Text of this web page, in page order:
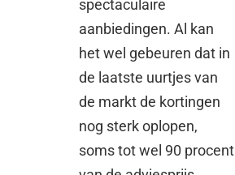
spectaculaire
aanbiedingen. Al kan
het wel gebeuren dat in
de laatste uurtjes van
de markt de kortingen
nog sterk oplopen,
soms tot wel 90 procent